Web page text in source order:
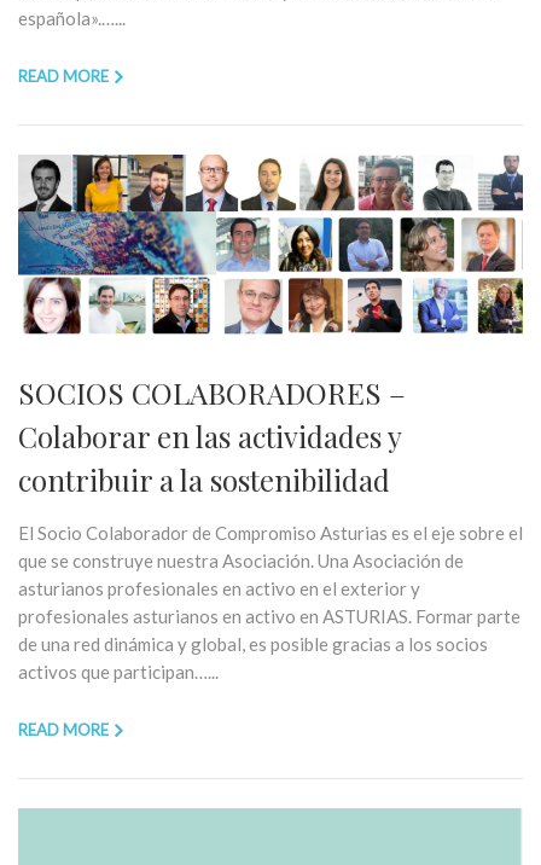
española».…...
READ MORE
SOCIOS COLABORADORES –
Colaborar en las actividades y
contribuir a la sostenibilidad
El Socio Colaborador de Compromiso Asturias es el eje sobre el
que se construye nuestra Asociación. Una Asociación de
asturianos profesionales en activo en el exterior y
profesionales asturianos en activo en ASTURIAS. Formar parte
de una red dinámica y global, es posible gracias a los socios
activos que participan…...
READ MORE